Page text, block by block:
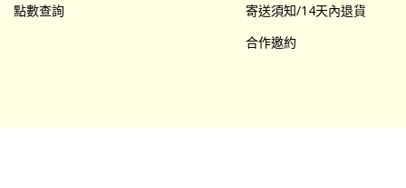
點數查詢
寄送須知/14天內退貨
合作邀約